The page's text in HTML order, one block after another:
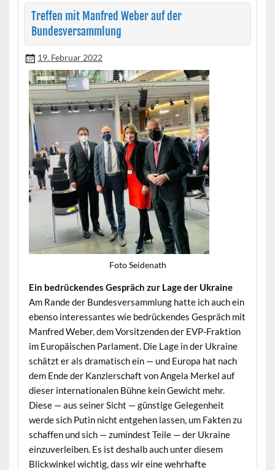
Treffen mit Manfred Weber auf der
Bundesversammlung
19. Februar 2022
Foto Sei­de­nath
Ein bedrück­endes Gespräch zur Lage der Ukraine
Am Rande der Bun­desver­samm­lung hat­te ich auch ein
eben­so inter­es­santes wie bedrück­endes Gespräch mit
Man­fred Weber, dem Vor­sitzen­den der EVP-Frak­tion
im Europäis­chen Par­la­ment. Die Lage in der Ukraine
schätzt er als drama­tisch ein — und Europa hat nach
dem Ende der Kan­zler­schaft von Angela Merkel auf
dieser inter­na­tionalen Bühne kein Gewicht mehr.
Diese — aus sein­er Sicht — gün­stige Gele­gen­heit
werde sich Putin nicht ent­ge­hen lassen, um Fak­ten zu
schaf­fen und sich — zumin­d­est Teile — der Ukraine
einzu­ver­leiben. Es ist deshalb auch unter diesem
Blick­winkel wichtig, dass wir eine wehrhafte